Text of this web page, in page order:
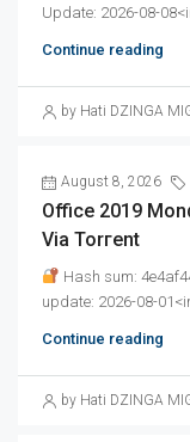
Update: 2026-08-
Continue reading
by Hati DZINGA
August 8, 2026
Office 2019
Via Torгent
Hash sum:
update: 2026-08-
Continue reading
by Hati DZINGA